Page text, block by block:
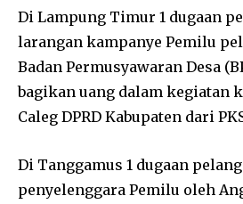
Di Lampung Timur 1 dugaan
larangan kampanye Pemilu
Badan Permusyawaran Desa
bagikan uang dalam kegiatan
Caleg DPRD Kabupaten dari
Di Tanggamus 1 dugaan
penyelenggara Pemilu oleh